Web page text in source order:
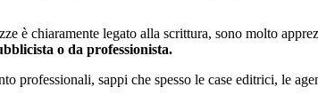
è chiaramente legato alla scrittura, sono molto
o da professionista.
professionali, sappi che spesso le case editrici, le